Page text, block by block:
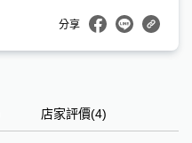
分享
店家評價(4)